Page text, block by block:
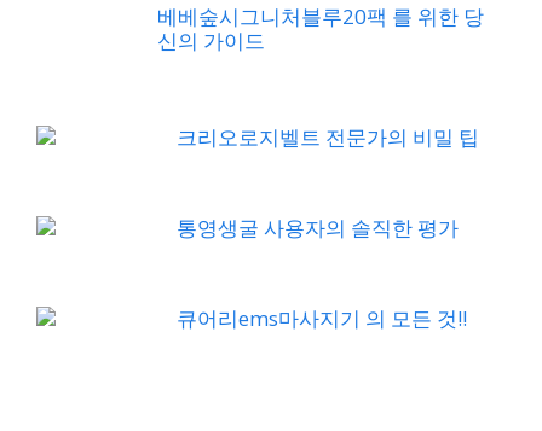
베베숲시그니처블루20팩 를 위한 당
신의 가이드
크리오로지벨트 전문가의 비밀 팁
통영생굴 사용자의 솔직한 평가
큐어리ems마사지기 의 모든 것!!